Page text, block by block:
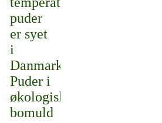
puder
er syet
i
Danmark.
Puder i
økologisk
bomuld